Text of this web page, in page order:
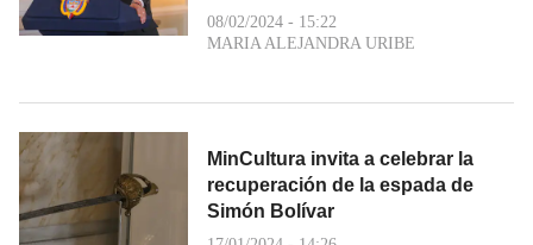
08/02/2024 - 15:22
MARIA ALEJANDRA URIBE
MinCultura invita a celebrar la
recuperación de la espada de
Simón Bolívar